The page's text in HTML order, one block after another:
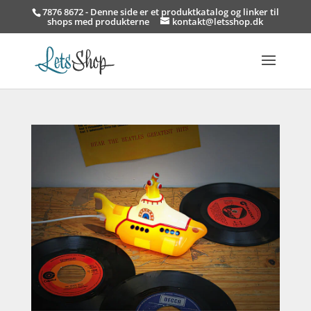
7876 8672 - Denne side er et produktkatalog og linker til
shops med produkterne kontakt@letsshop.dk